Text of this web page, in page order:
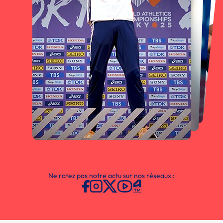
Ne ratez pas notre actu sur nos réseaux :